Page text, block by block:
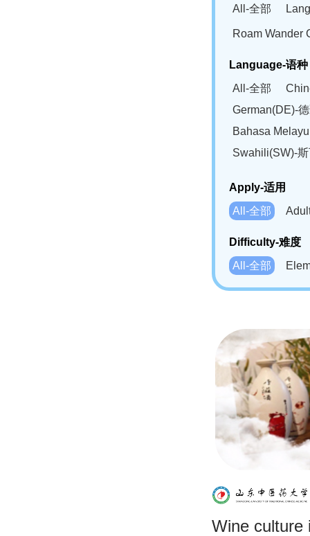
All-全部
Roam Wander
Language-语种
All-全部
German(DE)-
Bahasa
Swahili(SW)-
Apply-适用
All-全部
Difficulty-难度
All-全部
Wine culture